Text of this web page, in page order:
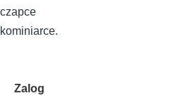
czapce
kominiarce.
Zalog